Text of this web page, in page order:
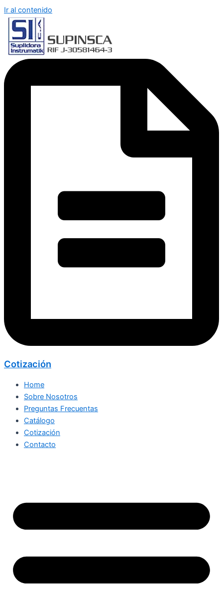
Ir al contenido
Cotización
Home
Sobre Nosotros
Preguntas Frecuentas
Catálogo
Cotización
Contacto